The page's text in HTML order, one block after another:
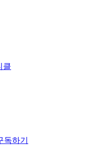
클
독하기